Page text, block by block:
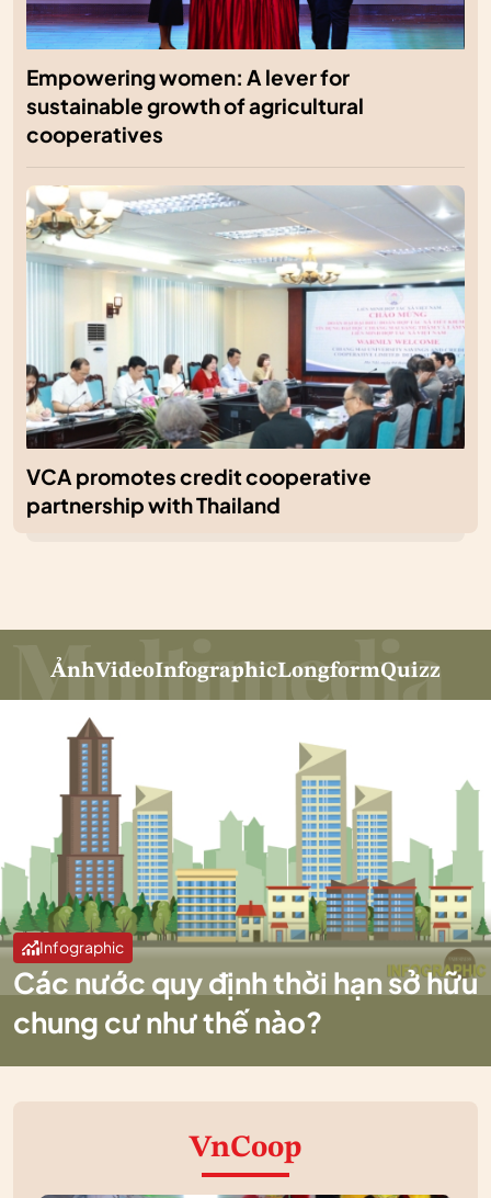
Empowering women: A lever for
sustainable growth of agricultural
cooperatives
VCA promotes credit cooperative
partnership with Thailand
ẢnhVideoInfographicLongformQuizz
Infographic
Các nước quy định thời hạn sở hữu
chung cư như thế nào?
VnCoop